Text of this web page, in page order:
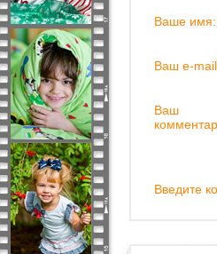
Ваше имя:
Ваш e-
Ваш
Введите